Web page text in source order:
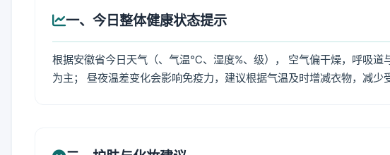
一、今日整体健康状态提示
根据安徽省今日天气（、气温℃、湿度%、级）， 空气偏干燥，呼吸道
为主； 昼夜温差变化会影响免疫力，建议根据气温及时增减衣物，减少